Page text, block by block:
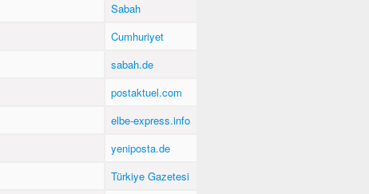
Sabah
Cumhuriyet
sabah.de
postaktuel.com
elbe-express.info
yeniposta.de
Türkiye Gazetesi